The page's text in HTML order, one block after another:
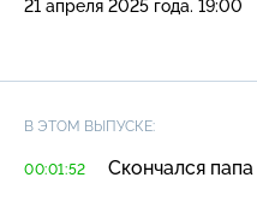
21 апреля 2025 года. 19:00
В ЭТОМ ВЫПУСКЕ:
00:01:52 Скончался